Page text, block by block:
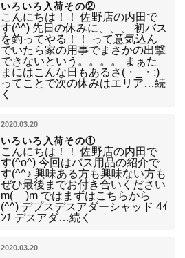
いろいろ入荷その②
こんにちは！！ 佐野店の内田で
す(^^) 先日の休みに、、、 初バス
を釣ってやる！！ って意気込ん
でいたら家の用事でまさかの出撃
できないという。。。。 まぁた
まにはこんな日もあるさ(・_・;)
ってことで次の休みはエリア…続
く
2020.03.20
いろいろ入荷その①
こんにちは！！ 佐野店の内田で
す(^o^) 今回はバス用品の紹介で
す(^^♪ 興味ある方も興味ない方も
ぜひ最後までお付き合いください
m(__)m ではまずはこちらから
(^^) デプスデスアダーシャッド 4ｲ
ﾝﾁ デスアダ…続く
2020.03.20